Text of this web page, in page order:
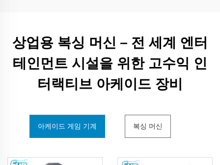
상업용 복싱 머신 – 전 세계 엔터
테인먼트 시설을 위한 고수익 인
터랙티브 아케이드 장비
아케이드 게임 기계 복싱 머신